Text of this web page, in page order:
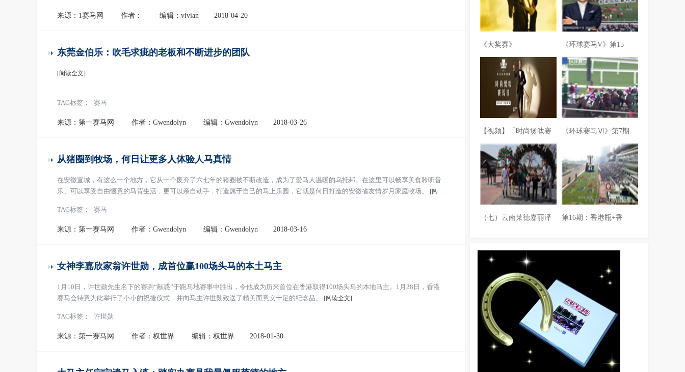
《大奖赛》 《环球赛马V》第15
【视频】「时尚煲呔赛 《环球赛马Ⅵ》第7期
（七）云南莱德嘉丽泽 第16期：香港瓶+香
来源：1赛马网 作者： 编辑：vivian 2018-04-20
东莞金伯乐：吹毛求疵的老板和不断进步的团队
[阅读全文]
TAG标签： 赛马
来源：第一赛马网 作者：Gwendolyn 编辑：Gwendolyn 2018-03-26
从猪圈到牧场，何日让更多人体验人马真情
在安徽宣城，有这么一个地方，它从一个废弃了六七年的猪圈被不断改造，成为了爱马人温暖的乌托邦。在这里可以畅享美食聆听音
乐、可以享受自由惬意的马背生活，更可以亲自动手，打造属于自己的马上乐园，它就是何日打造的安徽省友情岁月家庭牧场。
[阅读
TAG标签： 赛马
来源：第一赛马网 作者：Gwendolyn 编辑：Gwendolyn 2018-03-16
女神李嘉欣家翁许世勋，成首位赢100场头马的本土马主
1月10日，许世勋先生名下的赛驹“献惑”于跑马地赛事中胜出，令他成为历来首位在香港取得100场头马的本地马主。1月28日，香港
赛马会特意为此举行了小小的祝捷仪式，并向马主许世勋致送了精美而意义十足的纪念品。
[阅读全文]
TAG标签： 许世勋
来源：第一赛马网 作者：权世界 编辑：权世界 2018-01-30